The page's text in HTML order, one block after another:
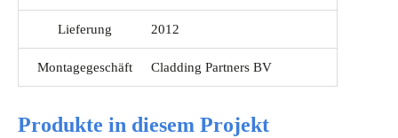
Lieferung 2012
Montagegeschäft Cladding Partners BV
Produkte in diesem Projekt